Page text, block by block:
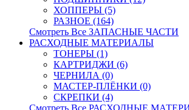
ХОППЕРЫ (5)
РАЗНОЕ (164)
Смотреть Все ЗАПАСНЫЕ ЧАСТИ
РАСХОДНЫЕ МАТЕРИАЛЫ
ТОНЕРЫ (1)
КАРТРИДЖИ (6)
ЧЕРНИЛА (0)
МАСТЕР-ПЛЁНКИ (0)
СКРЕПКИ (4)
Смотреть Все РАСХОДНЫЕ